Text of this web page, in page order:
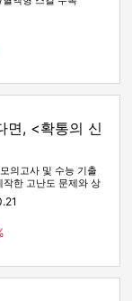
면, <확통의 신
의고사 및 수능 기출
한 고난도 문제와 상